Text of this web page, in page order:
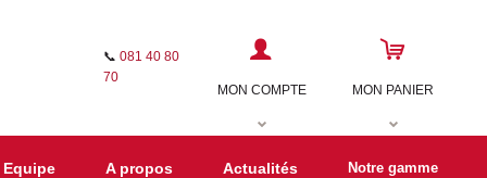
📞 081 40 80
70
MON COMPTE
MON PANIER
Equipe A propos Actualités Notre gamme